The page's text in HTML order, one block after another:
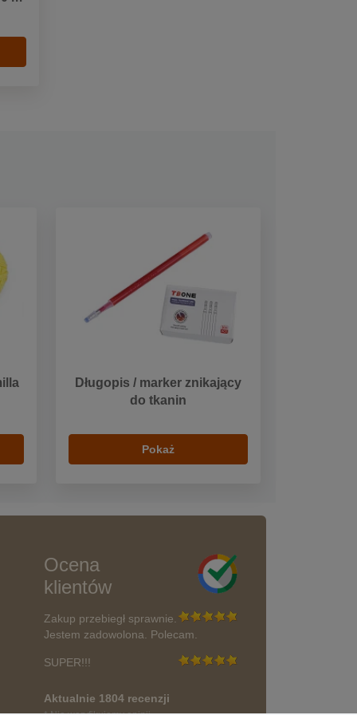
Długopis / marker znikający
do tkanin
Pokaż
Ocena
klientów
Zakup przebiegł sprawnie.
Jestem zadowolona. Polecam.
SUPER!!!
Aktualnie 1804 recenzji